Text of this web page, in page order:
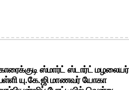
ஸ்மார்ட் ஸ்டார்ட் மழலையர்
யு.கே.ஜி மாணவர் யோகா